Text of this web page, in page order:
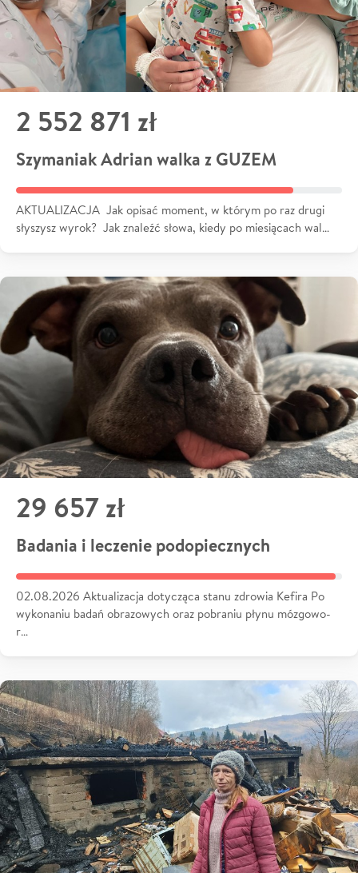
2 552 871 zł
Szymaniak Adrian walka z GUZEM
AKTUALIZACJA Jak opisać moment, w którym po raz drugi
słyszysz wyrok? Jak znaleźć słowa, kiedy po miesiącach wal…
29 657 zł
Badania i leczenie podopiecznych
02.08.2026 Aktualizacja dotycząca stanu zdrowia Kefira Po
wykonaniu badań obrazowych oraz pobraniu płynu mózgowo-
r…